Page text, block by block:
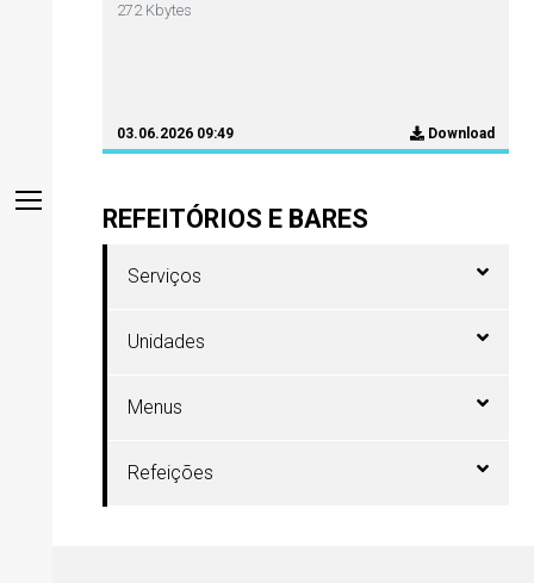
272 Kbytes
03.06.2026 09:49 Download
REFEITÓRIOS E BARES
Serviços
Unidades
Menus
Refeições